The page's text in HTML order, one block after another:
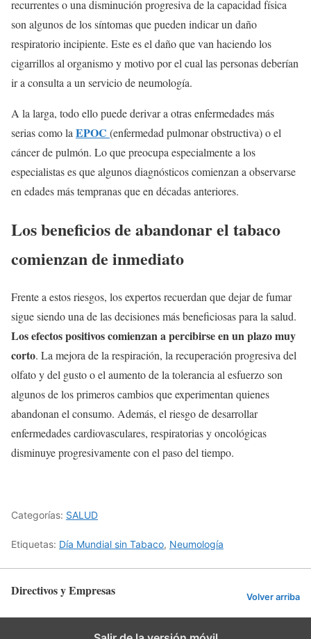
recurrentes o una disminución progresiva de la capacidad física
son algunos de los síntomas que pueden indicar un daño
respiratorio incipiente. Este es el daño que van haciendo los
cigarrillos al organismo y motivo por el cual las personas deberían
ir a consulta a un servicio de neumología.
A la larga, todo ello puede derivar a otras enfermedades más
serias como la EPOC (enfermedad pulmonar obstructiva) o el
cáncer de pulmón. Lo que preocupa especialmente a los
especialistas es que algunos diagnósticos comienzan a observarse
en edades más tempranas que en décadas anteriores.
Los beneficios de abandonar el tabaco
comienzan de inmediato
Frente a estos riesgos, los expertos recuerdan que dejar de fumar
sigue siendo una de las decisiones más beneficiosas para la salud.
Los efectos positivos comienzan a percibirse en un plazo muy
corto. La mejora de la respiración, la recuperación progresiva del
olfato y del gusto o el aumento de la tolerancia al esfuerzo son
algunos de los primeros cambios que experimentan quienes
abandonan el consumo. Además, el riesgo de desarrollar
enfermedades cardiovasculares, respiratorias y oncológicas
disminuye progresivamente con el paso del tiempo.
Categorías: SALUD
Etiquetas: Día Mundial sin Tabaco, Neumología
Directivos y Empresas Volver arriba